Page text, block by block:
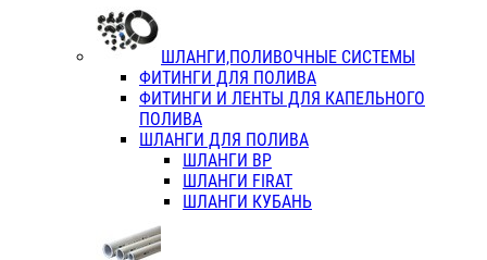
ШЛАНГИ,ПОЛИВОЧНЫЕ СИСТЕМЫ
ФИТИНГИ ДЛЯ ПОЛИВА
ФИТИНГИ И ЛЕНТЫ ДЛЯ КАПЕЛЬНОГО
ПОЛИВА
ШЛАНГИ ДЛЯ ПОЛИВА
ШЛАНГИ ВР
ШЛАНГИ FIRAT
ШЛАНГИ КУБАНЬ